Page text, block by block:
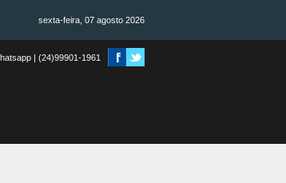
sexta-feira, 07 agosto 2026
| (24)99901-1961